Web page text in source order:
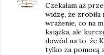
Czekałam aż
widzę, że
wrażenie, co na
książka, ale
dowód na to, że
tylko za pomocą